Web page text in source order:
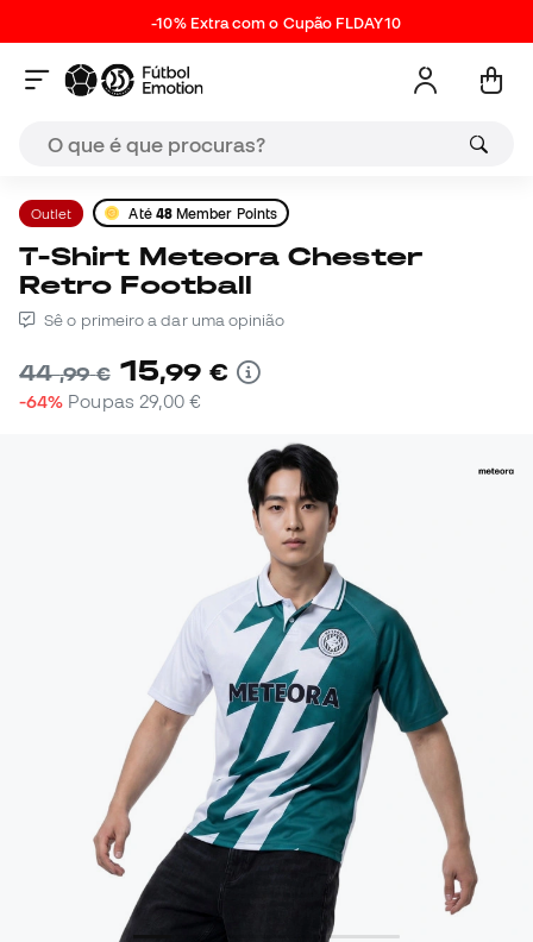
-10% Extra com o Cupão FLDAY10
Outlet Até 48Member Points
T-Shirt Meteora Chester
Retro Football
Sê o primeiro a dar uma opinião
44,99 € 15,99 €
-64% Poupas 29,00 €